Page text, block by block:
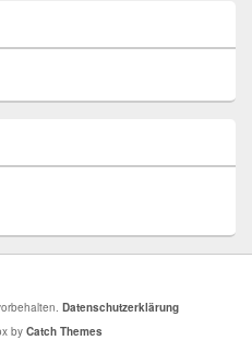
Datenschutzerklärung
by Catch Themes